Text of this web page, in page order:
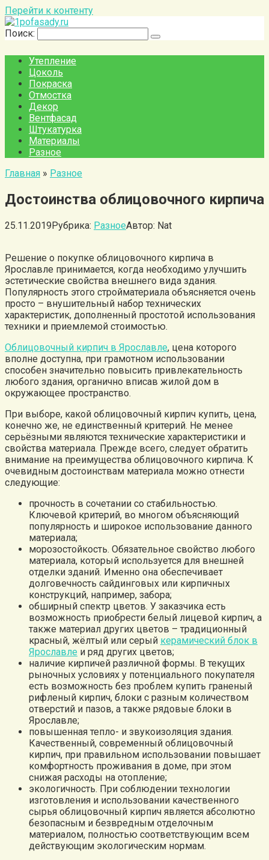
Перейти к контенту
Поиск:
Утепление
Цоколь
Покраска
Отмостка
Декор
Вентфасад
Штукатурка
Материалы
Разное
Главная » Разное
Достоинства облицовочного кирпича
25.11.2019Рубрика: РазноеАвтор: Nat
Решение о покупке облицовочного кирпича в
Ярославле принимается, когда необходимо улучшить
эстетические свойства внешнего вида здания.
Популярность этого стройматериала объясняется очень
просто – внушительный набор технических
характеристик, дополненный простотой использования
техники и приемлемой стоимостью.
Облицовочный кирпич в Ярославле, цена которого
вполне доступна, при грамотном использовании
способен значительно повысить привлекательность
любого здания, органично вписав жилой дом в
окружающее пространство.
При выборе, какой облицовочный кирпич купить, цена,
конечно же, не единственный критерий. Не менее
серьёзными являются технические характеристики и
свойства материала. Прежде всего, следует обратить
внимание на преимущества облицовочного кирпича. К
очевидным достоинствам материала можно отнести
следующие:
прочность в сочетании со стабильностью.
Ключевой критерий, во многом объясняющий
популярность и широкое использование данного
материала;
морозостойкость. Обязательное свойство любого
материала, который используется для внешней
отделки зданий. Именно она обеспечивает
долговечность сайдинговых или кирпичных
конструкций, например, забора;
обширный спектр цветов. У заказчика есть
возможность приобрести белый лицевой кирпич, а
также материал других цветов – традиционный
красный, жёлтый или серый керамический блок в
Ярославле и ряд других цветов;
наличие кирпичей различной формы. В текущих
рыночных условиях у потенциального покупателя
есть возможность без проблем купить граненый
рифленый кирпич, блоки с разным количеством
отверстий и пазов, а также рядовые блоки в
Ярославле;
повышенная тепло- и звукоизоляция здания.
Качественный, современный облицовочный
кирпич, при правильном использовании повышает
комфортность проживания в доме, при этом
снижая расходы на отопление;
экологичность. При соблюдении технологии
изготовления и использовании качественного
сырья облицовочный кирпич является абсолютно
безопасным и безвредным отделочным
материалом, полностью соответствующим всем
действующим экологическим нормам.